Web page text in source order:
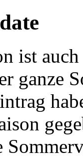
ist
ganze